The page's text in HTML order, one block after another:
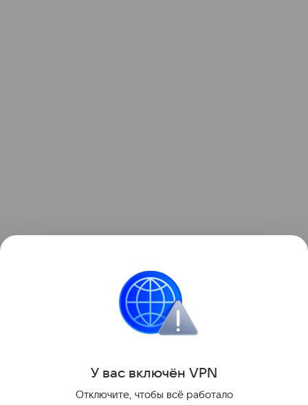
материале
Поделиться
У вас включён VPN
Отключите, чтобы всё работало